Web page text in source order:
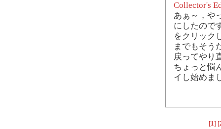
Collector's
あぁ～，や
にしたので
をクリック
までもそう
戻ってやり
ちょっと悩
イし始めま
[1] [